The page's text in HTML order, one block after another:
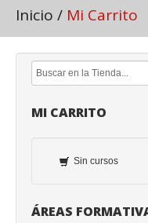
Inicio / Mi Carrito
MI CARRITO
Sin cursos
ÁREAS